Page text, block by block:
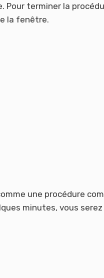
terminer la
la fenêtre.
une procédure
minutes, vous